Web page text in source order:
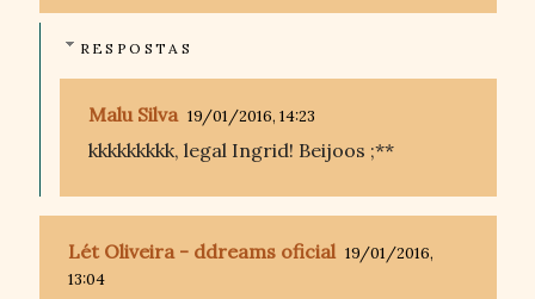
RESPOSTAS
Malu Silva 19/01/2016, 14:23
kkkkkkkkk, legal Ingrid! Beijoos ;**
Lét Oliveira - ddreams oficial 19/01/2016,
13:04